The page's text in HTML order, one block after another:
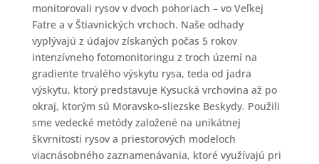
monitorovali rysov v dvoch pohoriach – vo Veľkej
Fatre a v Štiavnických vrchoch. Naše odhady
vyplývajú z údajov získaných počas 5 rokov
intenzívneho fotomonitoringu z troch území na
gradiente trvalého výskytu rysa, teda od jadra
výskytu, ktorý predstavuje Kysucká vrchovina až po
okraj, ktorým sú Moravsko-sliezske Beskydy. Použili
sme vedecké metódy založené na unikátnej
škvrnitosti rysov a priestorových modeloch
viacnásobného zaznamenávania, ktoré využívajú pri